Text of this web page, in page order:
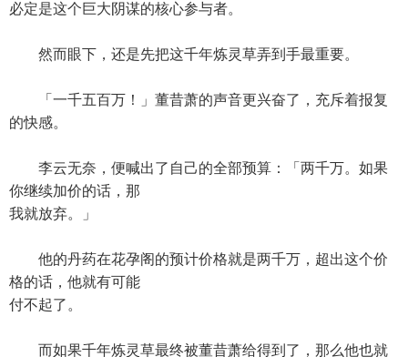
必定是这个巨大阴谋的核心参与者。
然而眼下，还是先把这千年炼灵草弄到手最重要。
「一千五百万！」董昔萧的声音更兴奋了，充斥着报复
的快感。
李云无奈，便喊出了自己的全部预算：「两千万。如果
你继续加价的话，那
我就放弃。」
他的丹药在花孕阁的预计价格就是两千万，超出这个价
格的话，他就有可能
付不起了。
而如果千年炼灵草最终被董昔萧给得到了，那么他也就